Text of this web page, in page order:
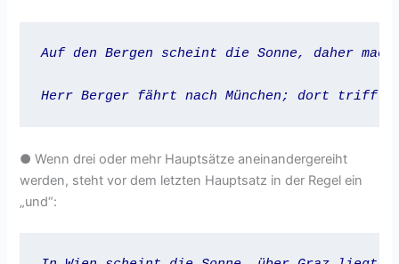
Auf den Bergen scheint die Sonne, daher
Herr Berger fährt nach München; dort trifft
● Wenn drei oder mehr Hauptsätze aneinandergereiht
werden, steht vor dem letzten Hauptsatz in der Regel ein
„und“: